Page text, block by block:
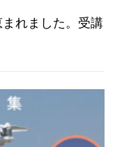
れました。受講